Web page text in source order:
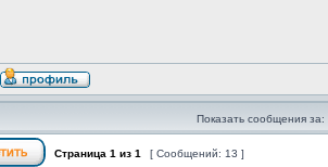
Показать сообщения за:
Страница 1 из 1 [ Сообщений: 13 ]